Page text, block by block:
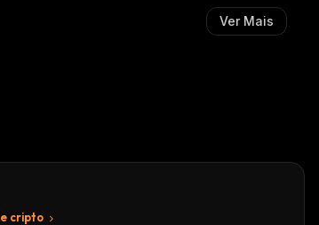
Ver Mais
cripto